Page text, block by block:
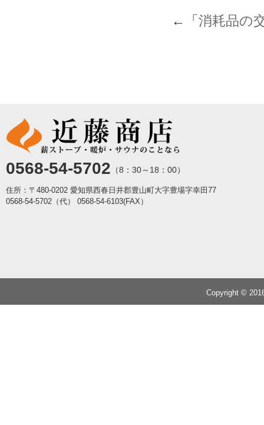
←「 消耗品の
0568-54-5702 （8：30～18：00）
住所：〒480-0202 愛知県西春日井郡豊山町大字豊場字幸田77
0568-54-5702（代）
0568-54-6103(FAX）
Copyright ©